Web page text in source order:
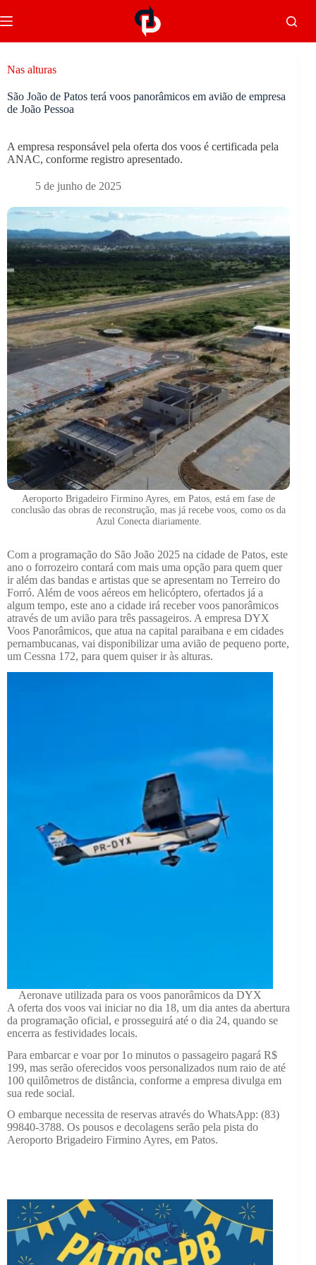
Nas alturas
São João de Patos terá voos panorâmicos em avião de empresa
de João Pessoa
A empresa responsável pela oferta dos voos é certificada pela
ANAC, conforme registro apresentado.
5 de junho de 2025
Aeroporto Brigadeiro Firmino Ayres, em Patos, está em fase de
conclusão das obras de reconstrução, mas já recebe voos, como os da
Azul Conecta diariamente.
Com a programação do São João 2025 na cidade de Patos, este
ano o forrozeiro contará com mais uma opção para quem quer
ir além das bandas e artistas que se apresentam no Terreiro do
Forró. Além de voos aéreos em helicóptero, ofertados já a
algum tempo, este ano a cidade irá receber voos panorâmicos
através de um avião para três passageiros. A empresa DYX
Voos Panorâmicos, que atua na capital paraibana e em cidades
pernambucanas, vai disponibilizar uma avião de pequeno porte,
um Cessna 172, para quem quiser ir às alturas.
Aeronave utilizada para os voos panorâmicos da DYX
A oferta dos voos vai iniciar no dia 18, um dia antes da abertura
da programação oficial, e prosseguirá até o dia 24, quando se
encerra as festividades locais.
Para embarcar e voar por 1o minutos o passageiro pagará R$
199, mas serão oferecidos voos personalizados num raio de até
100 quilômetros de distância, conforme a empresa divulga em
sua rede social.
O embarque necessita de reservas através do WhatsApp: (83)
99840-3788. Os pousos e decolagens serão pela pista do
Aeroporto Brigadeiro Firmino Ayres, em Patos.